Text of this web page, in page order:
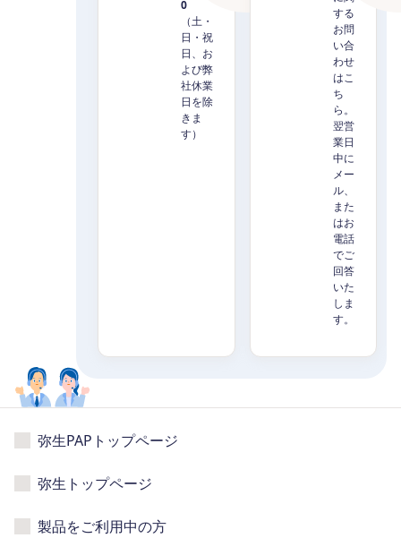
0
（土・
日・祝
日、お
よび弊
社休業
日を除
きま
す）
する
お問
い合
わせ
はこ
ち
ら。
翌営
業日
中に
メー
ル、
また
はお
電話
でご
回答
いた
しま
す。
弥生PAPトップページ
弥生トップページ
製品をご利用中の方